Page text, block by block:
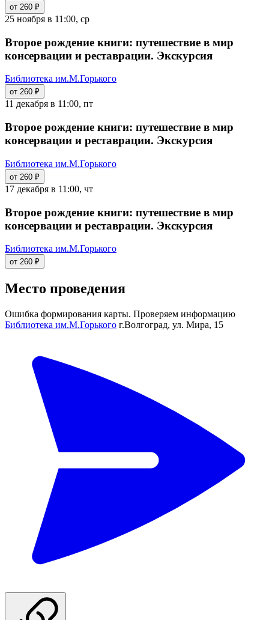
от 260 ₽
25 ноября в 11:00, ср
Второе рождение книги: путешествие в мир
консервации и реставрации. Экскурсия
Библиотека им.М.Горького
от 260 ₽
11 декабря в 11:00, пт
Второе рождение книги: путешествие в мир
консервации и реставрации. Экскурсия
Библиотека им.М.Горького
от 260 ₽
17 декабря в 11:00, чт
Второе рождение книги: путешествие в мир
консервации и реставрации. Экскурсия
Библиотека им.М.Горького
от 260 ₽
Место проведения
Ошибка формирования карты. Проверяем информацию
Библиотека им.М.Горького г.Волгоград, ул. Мира, 15